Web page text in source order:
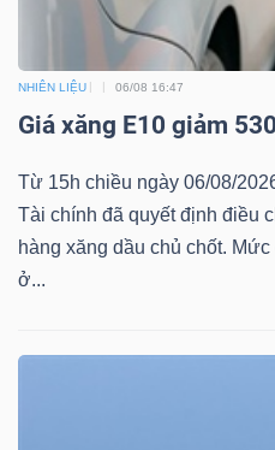
NHIÊN LIỆU 06/08 16:47
Giá xăng E10 giảm
Từ 15h chiều ngày 06/08/
Tài chính đã quyết định điều
hàng xăng dầu chủ chốt.
ở...
tài
chính